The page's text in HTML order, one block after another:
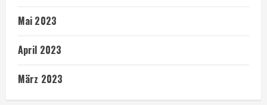
Mai 2023
April 2023
März 2023